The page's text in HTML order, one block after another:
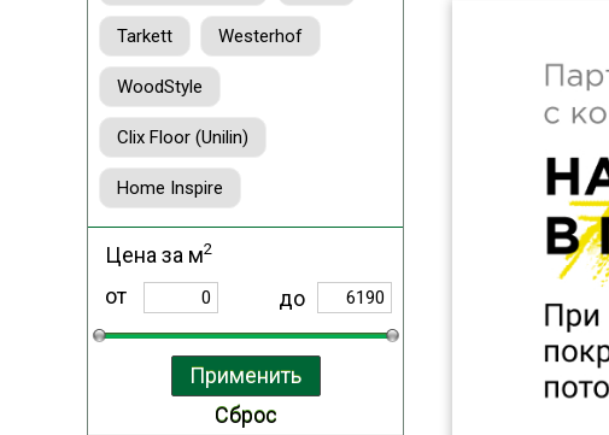
Tarkett Westerhof
WoodStyle
Clix Floor (Unilin)
Home Inspire
Цена за м2
от до